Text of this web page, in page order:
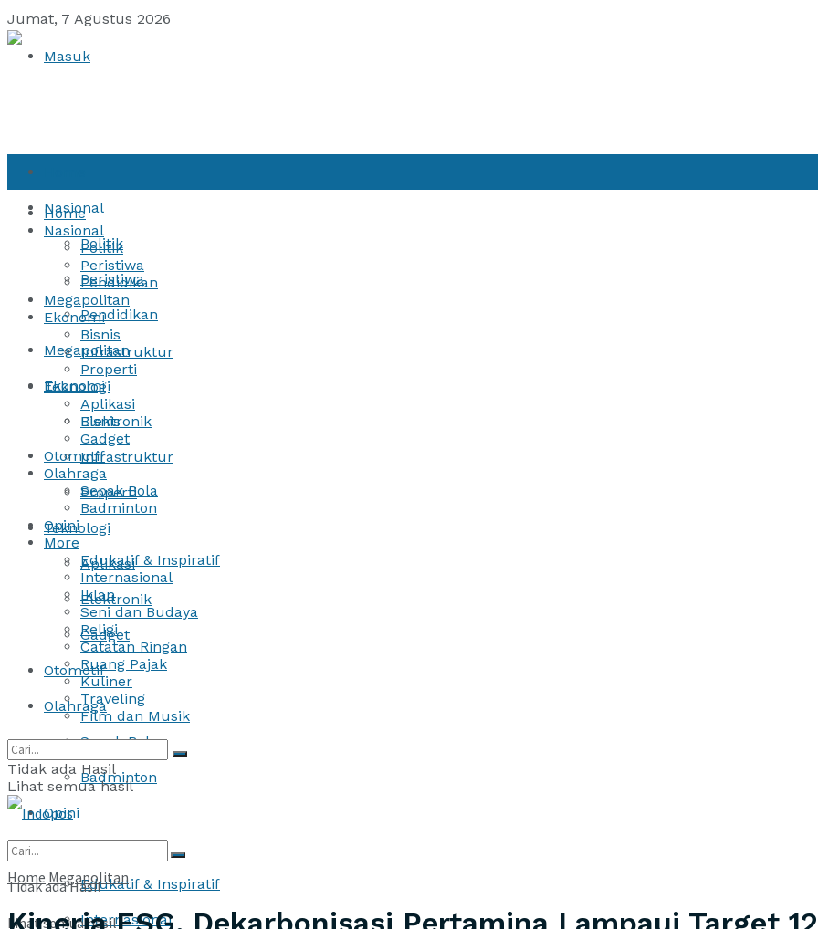
Jumat, 7 Agustus 2026
Masuk
Nasional
Politik
Peristiwa
Pendidikan
Megapolitan
Ekonomi
Bisnis
Infrastruktur
Properti
Teknologi
Aplikasi
Elektronik
Gadget
Otomotif
Olahraga
Sepak Bola
Badminton
Opini
Edukatif & Inspiratif
Internasional
Home
Nasional
Politik
Peristiwa
Pendidikan
Megapolitan
Ekonomi
Bisnis
Infrastruktur
Properti
Teknologi
Aplikasi
Elektronik
Gadget
Otomotif
Olahraga
Sepak Bola
Badminton
Opini
More
Edukatif & Inspiratif
Internasional
Iklan
Seni dan Budaya
Religi
Catatan Ringan
Ruang Pajak
Kuliner
Traveling
Film dan Musik
Tidak ada Hasil
Lihat semua hasil
Tidak ada Hasil
Lihat semua hasil
Home Megapolitan